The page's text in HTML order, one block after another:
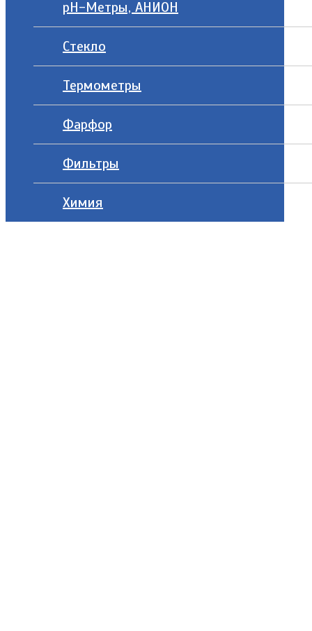
рН-Метры, АНИОН
Стекло
Термометры
Фарфор
Фильтры
Химия